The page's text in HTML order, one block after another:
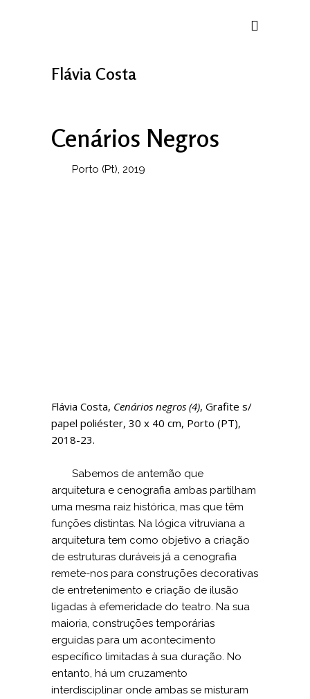
Flávia Costa
Cenários Negros
Porto (Pt), 2019
Flávia Costa, Cenários negros (4), Grafite s/
papel poliéster, 30 x 40 cm, Porto (PT),
2018-23.
Sabemos de antemão que
arquitetura e cenografia ambas partilham
uma mesma raiz histórica, mas que têm
funções distintas. Na lógica vitruviana a
arquitetura tem como objetivo a criação
de estruturas duráveis já a cenografia
remete-nos para construções decorativas
de entretenimento e criação de ilusão
ligadas à efemeridade do teatro. Na sua
maioria, construções temporárias
erguidas para um acontecimento
específico limitadas à sua duração. No
entanto, há um cruzamento
interdisciplinar onde ambas se misturam